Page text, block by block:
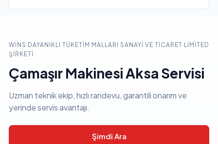
WINS DAYANIKLI TÜKETIM MALLARI SANAYI VE TICARET LIMITED
ŞIRKETI
Çamaşır Makinesi Aksa Servisi
Uzman teknik ekip, hızlı randevu, garantili onarım ve
yerinde servis avantajı.
Şimdi Ara